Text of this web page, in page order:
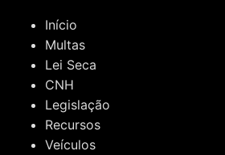
Início
Multas
Lei Seca
CNH
Legislação
Recursos
Veículos